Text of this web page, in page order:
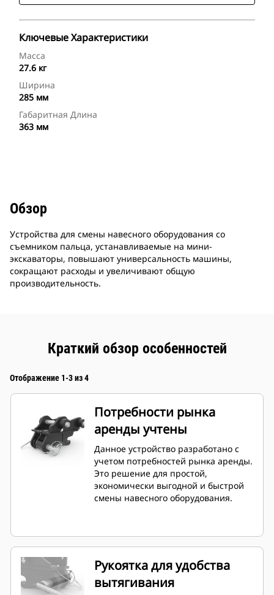
Ключевые Характеристики
Масса
27.6 кг
Ширина
285 мм
Габаритная Длина
363 мм
Обзор
Устройства для смены навесного оборудования со
съемником пальца, устанавливаемые на мини-
экскаваторы, повышают универсальность машины,
сокращают расходы и увеличивают общую
производительность.
Краткий обзор особенностей
Отображение 1-3 из 4
Потребности рынка
аренды учтены
Данное устройство разработано с
учетом потребностей рынка аренды.
Это решение для простой,
экономически выгодной и быстрой
смены навесного оборудования.
Рукоятка для удобства
вытягивания